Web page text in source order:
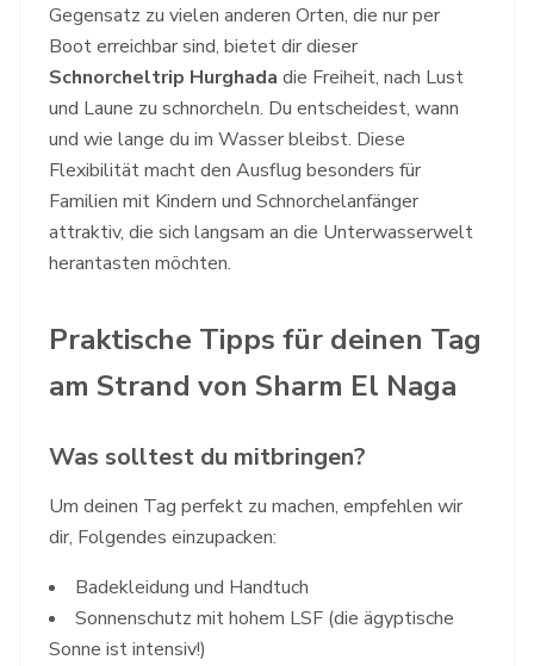
Gegensatz zu vielen anderen Orten, die nur per
Boot erreichbar sind, bietet dir dieser
Schnorcheltrip Hurghada die Freiheit, nach Lust
und Laune zu schnorcheln. Du entscheidest, wann
und wie lange du im Wasser bleibst. Diese
Flexibilität macht den Ausflug besonders für
Familien mit Kindern und Schnorchelanfänger
attraktiv, die sich langsam an die Unterwasserwelt
herantasten möchten.
Praktische Tipps für deinen Tag
am Strand von Sharm El Naga
Was solltest du mitbringen?
Um deinen Tag perfekt zu machen, empfehlen wir
dir, Folgendes einzupacken:
Badekleidung und Handtuch
Sonnenschutz mit hohem LSF (die ägyptische
Sonne ist intensiv!)